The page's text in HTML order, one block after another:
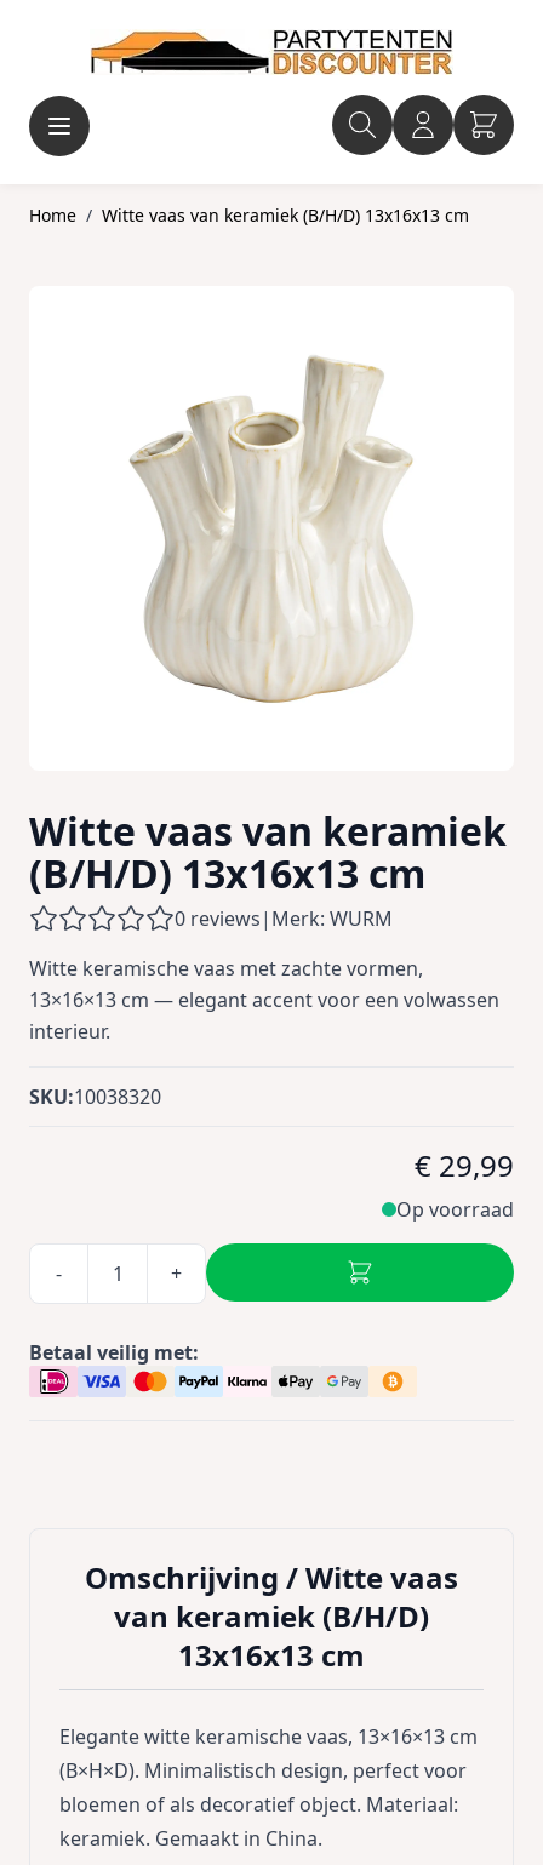
Home / Witte vaas van keramiek (B/H/D) 13x16x13 cm
Witte vaas van keramiek
(B/H/D) 13x16x13 cm
0 reviews| Merk: WURM
Witte keramische vaas met zachte vormen,
13×16×13 cm — elegant accent voor een volwassen
interieur.
SKU:10038320
€ 29,99
Op voorraad
- +
Betaal veilig met:
Omschrijving /Witte vaas
van keramiek (B/H/D)
13x16x13 cm
Elegante witte keramische vaas, 13×16×13 cm
(B×H×D). Minimalistisch design, perfect voor
bloemen of als decoratief object. Materiaal:
keramiek. Gemaakt in China.